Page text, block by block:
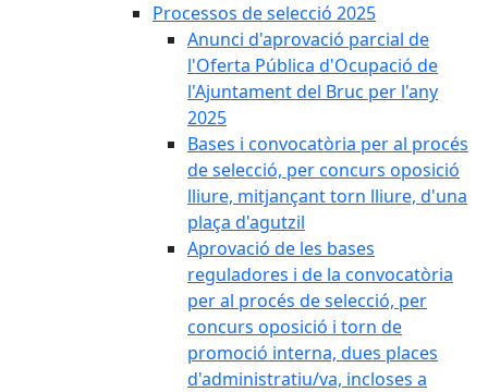
Processos de selecció 2025
Anunci d'aprovació parcial de
l'Oferta Pública d'Ocupació de
l'Ajuntament del Bruc per l'any
2025
Bases i convocatòria per al procés
de selecció, per concurs oposició
lliure, mitjançant torn lliure, d'una
plaça d'agutzil
Aprovació de les bases
reguladores i de la convocatòria
per al procés de selecció, per
concurs oposició i torn de
promoció interna, dues places
d'administratiu/va, incloses a